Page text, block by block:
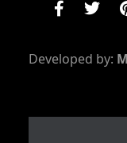
Developed by: